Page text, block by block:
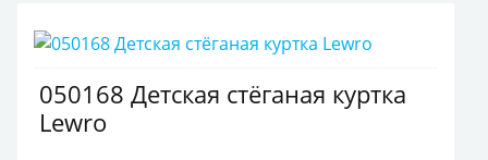
050168 Детская стёганая куртка
Lewro